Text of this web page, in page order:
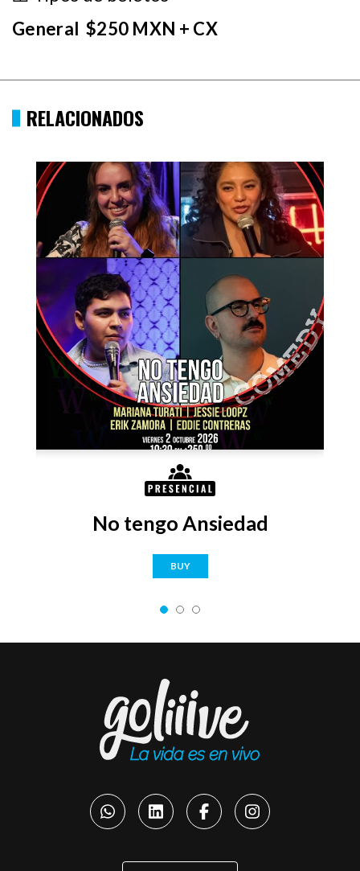
General $250 MXN + CX
RELACIONADOS
No tengo Ansiedad
BUY